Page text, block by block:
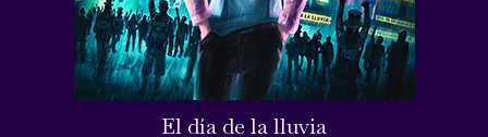
El día de la lluvia